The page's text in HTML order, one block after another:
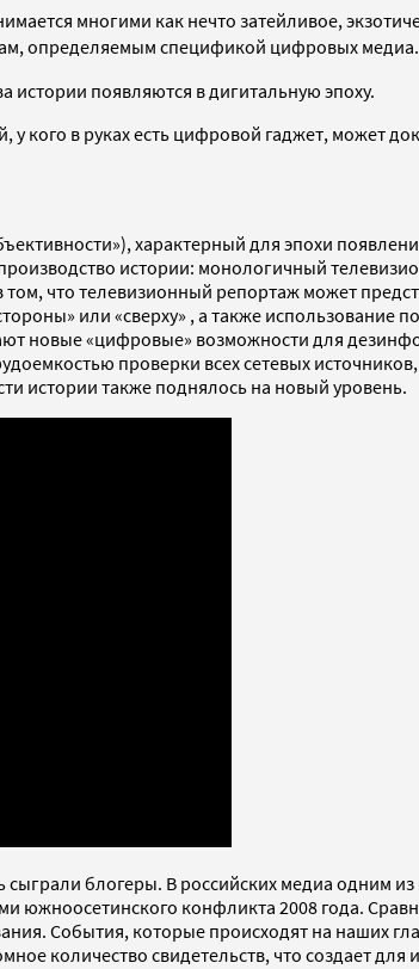
многими как нечто затейливое,
определяемым спецификой цифровых медиа.
появляются в дигитальную эпоху.
в руках есть цифровой гаджет, может
характерный для эпохи
истории: монологичный
что телевизионный репортаж может
или «сверху» , а также
новые «цифровые» возможности для
проверки всех сетевых
истории также поднялось на новый уровень.
блогеры. В российских медиа одним
южноосетинского конфликта 2008 года.
События, которые происходят на наших
количество свидетельств, что создает для